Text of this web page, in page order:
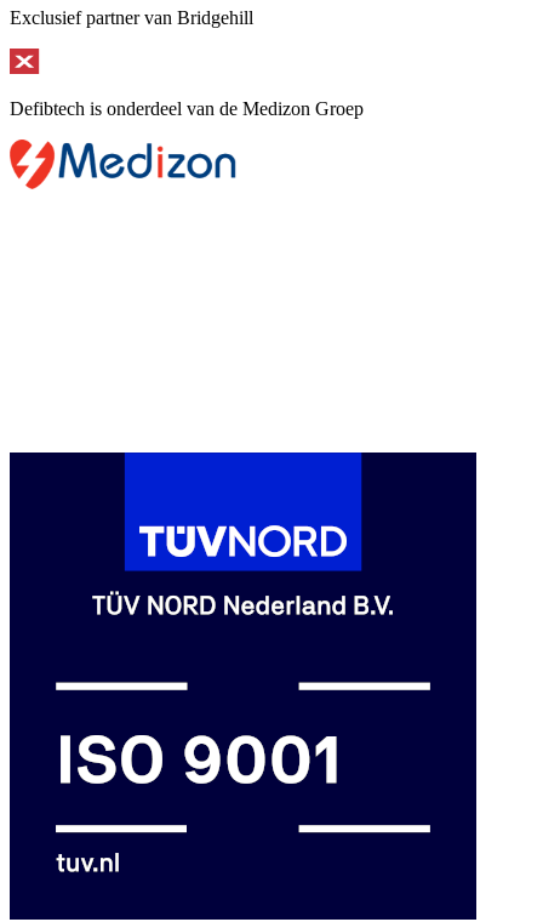
Exclusief partner van Bridgehill
Defibtech is onderdeel van de Medizon Groep